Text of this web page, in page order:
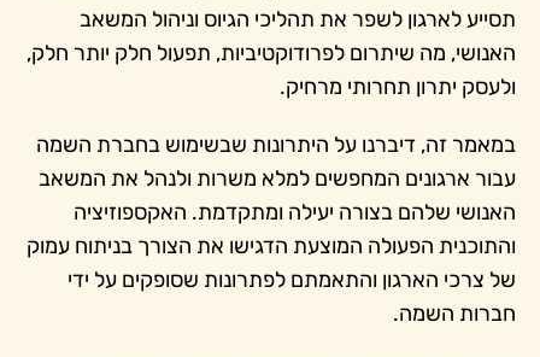
תסייע לארגון לשפר את תהליכי הגיוס וניהול המשאב
האנושי, מה שיתרום לפרודוקטיביות, תפעול חלק יותר חלק,
ולעסק יתרון תחרותי מרחיק.
במאמר זה, דיברנו על היתרונות שבשימוש בחברת השמה
עבור ארגונים המחפשים למלא משרות ולנהל את המשאב
האנושי שלהם בצורה יעילה ומתקדמת. האקספוזיציה
והתוכנית הפעולה המוצעת הדגישו את הצורך בניתוח עמוק
של צרכי הארגון והתאמתם לפתרונות שסופקים על ידי
חברות השמה.